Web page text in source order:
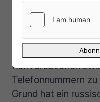
Durow ist bereits
Behörden zu
2017lehnte er eine
Konversationen
Telefonnummern
Grund hat ein